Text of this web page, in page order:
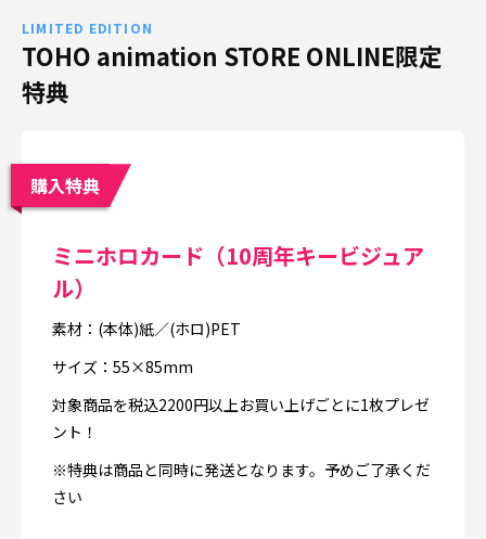
LIMITED EDITION
TOHO animation STORE ONLINE限定
特典
購入特典
ミニホロカード（10周年キービジュア
ル）
素材：(本体)紙／(ホロ)PET
サイズ：55×85mm
対象商品を税込2200円以上お買い上げごとに1枚プレゼ
ント！
※特典は商品と同時に発送となります。予めご了承くだ
さい